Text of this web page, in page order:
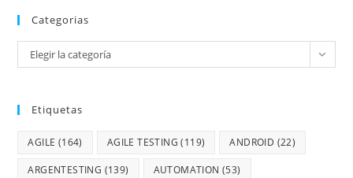
Categorias
Elegir la categoría
Etiquetas
AGILE (164) AGILE TESTING (119) ANDROID (22)
ARGENTESTING (139) AUTOMATION (53)